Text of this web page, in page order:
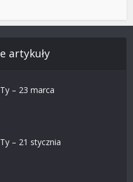
artykuły
– 23 marca
– 21 stycznia